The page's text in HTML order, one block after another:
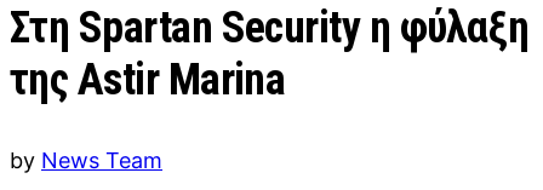
Στη Spartan Security η φύλαξη
της Astir Marina
by News Team